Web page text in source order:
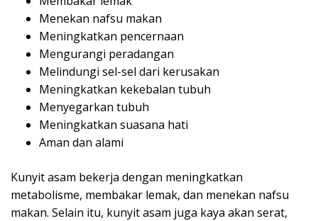
Menekan nafsu makan
Meningkatkan pencernaan
Mengurangi peradangan
Melindungi sel-sel dari kerusakan
Meningkatkan kekebalan tubuh
Menyegarkan tubuh
Meningkatkan suasana hati
Aman dan alami
Kunyit asam bekerja dengan meningkatkan
metabolisme, membakar lemak, dan menekan nafsu
makan. Selain itu, kunyit asam juga kaya akan serat,